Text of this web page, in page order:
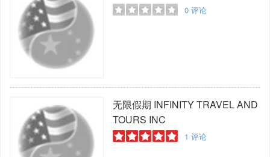
0评论
无限假期 INFINITY TRAVEL AND
TOURS INC
1 评论